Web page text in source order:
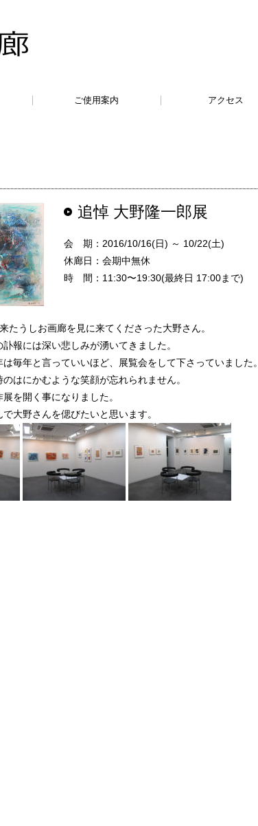
ご使用案内 アクセス
追悼 大野隆一郎展
会 期：2016/10/16(日) ～ 10/22(土)
休廊日：会期中無休
時 間：11:30〜19:30(最終日 17:00まで)
たうしお画廊を見に来てくださった大野さん。
報には深い悲しみが湧いてきました。
毎年と言っていいほど、展覧会をして下さっていました。
はにかむような笑顔が忘れられません。
を開く事になりました。
大野さんを偲びたいと思います。